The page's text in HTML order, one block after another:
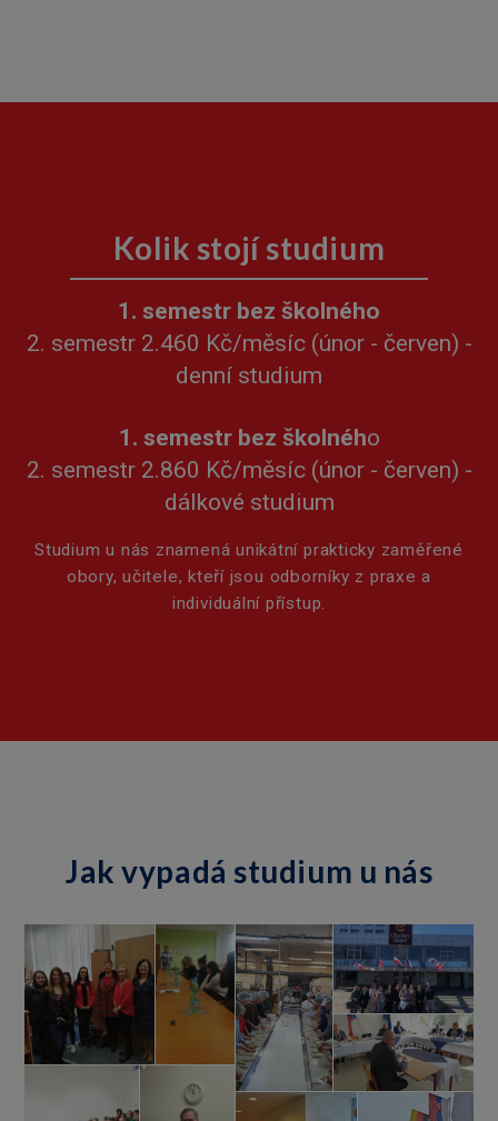
Kolik stojí studium
1. semestr bez školného
2. semestr 2.460 Kč/měsíc (únor - červen) -
denní studium
1. semestr bez školného
2. semestr 2.860 Kč/měsíc (únor - červen) -
dálkové studium
Studium u nás znamená unikátní prakticky zaměřené
obory, učitele, kteří jsou odborníky z praxe a
individuální přístup.
Jak vypadá studium u nás